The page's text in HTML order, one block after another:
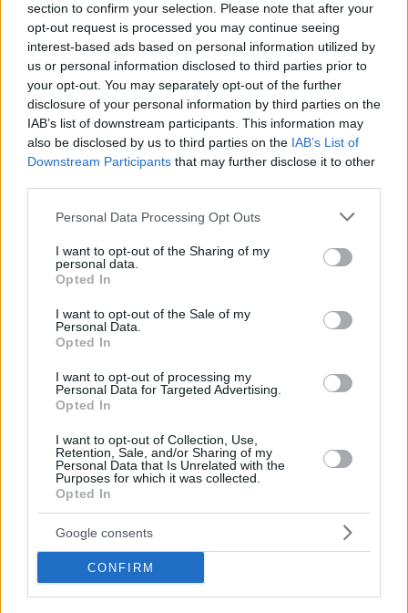
section to confirm your selection. Please note that after your
opt-out request is processed you may continue seeing
interest-based ads based on personal information utilized by
us or personal information disclosed to third parties prior to
your opt-out. You may separately opt-out of the further
disclosure of your personal information by third parties on the
IAB’s list of downstream participants. This information may
also be disclosed by us to third parties on the IAB’s List of
Downstream Participants that may further disclose it to other
Please note that this website/app uses one or more Google
not limited to your visit or usage behaviour. You may click to
grant or deny consent to Google and its third-party tags to
use your data for below specified purposes in below Google
consent section.
Personal Data Processing Opt Outs
I want to opt-out of the Sharing of my
personal data.
Opted In
I want to opt-out of the Sale of my
Personal Data.
Opted In
I want to opt-out of processing my
Personal Data for Targeted Advertising.
Opted In
I want to opt-out of Collection, Use,
Retention, Sale, and/or Sharing of my
Personal Data that Is Unrelated with the
Purposes for which it was collected.
Opted In
Google consents
CONFIRM
Πότε παραγράφονται τα χρέη για ανεξόφλητους
λογαριασμούς ρεύματος
Μόνο το 2023 τα φέσια στους παρόχους πλησίασαν
τα 2,5 δισ. ευρώ - Έρχονται ποινές για τους
στρατηγικούς κακοπληρωτές για να μπει τέλος στον
ενεργειακό τουρισμό
Έρχεται ο «Τειρεσίας του Δημοσίου» με χρηματοδότηση
από το Ταμείο Ανάκαμψης
18.05.2023, 07:05